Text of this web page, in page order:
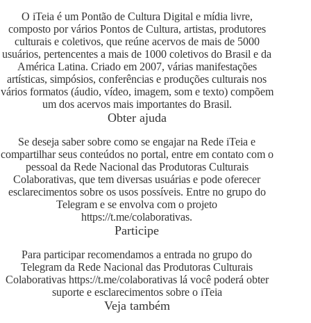
O iTeia é um Pontão de Cultura Digital e mídia livre,
composto por vários Pontos de Cultura, artistas, produtores
culturais e coletivos, que reúne acervos de mais de 5000
usuários, pertencentes a mais de 1000 coletivos do Brasil e da
América Latina. Criado em 2007, várias manifestações
artísticas, simpósios, conferências e produções culturais nos
vários formatos (áudio, vídeo, imagem, som e texto) compõem
um dos acervos mais importantes do Brasil.
Obter ajuda
Se deseja saber sobre como se engajar na Rede iTeia e
compartilhar seus conteúdos no portal, entre em contato com o
pessoal da Rede Nacional das Produtoras Culturais
Colaborativas, que tem diversas usuárias e pode oferecer
esclarecimentos sobre os usos possíveis. Entre no grupo do
Telegram e se envolva com o projeto
https://t.me/colaborativas.
Participe
Para participar recomendamos a entrada no grupo do
Telegram da Rede Nacional das Produtoras Culturais
Colaborativas https://t.me/colaborativaslá você poderá obter
suporte e esclarecimentos sobre o iTeia
Veja também